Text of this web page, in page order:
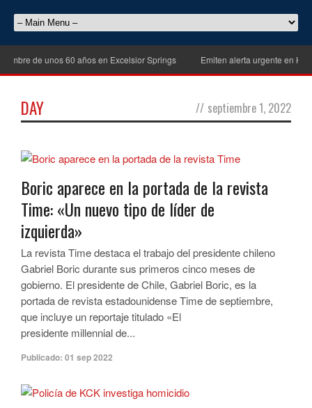
de unos 60 años en Excelsior Springs Emiten alerta urgente en
DAY // septiembre 1, 2022
Boric aparece en la portada de la revista
Time: «Un nuevo tipo de líder de
izquierda»
La revista Time destaca el trabajo del presidente chileno
Gabriel Boric durante sus primeros cinco meses de
gobierno. El presidente de Chile, Gabriel Boric, es la
portada de revista estadounidense Time de septiembre,
que incluye un reportaje titulado «El
presidente millennial de...
Publicado: 01 sep 2022